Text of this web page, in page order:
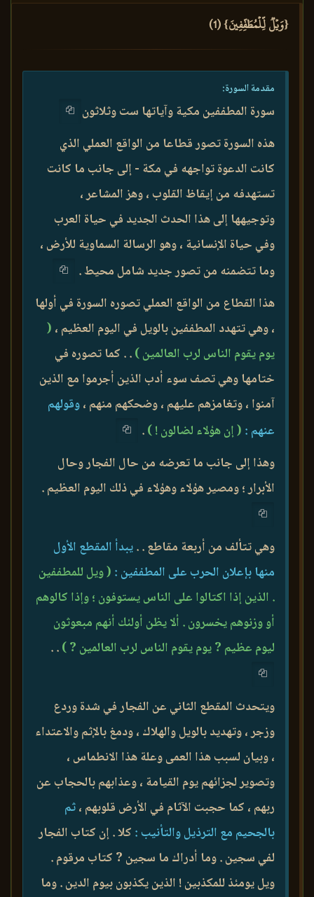
{وَيۡلٞ لِّلۡمُطَفِّفِينَ} (1)
مقدمة السورة:
سورة المطففين مكية وآياتها ست وثلاثون
هذه السورة تصور قطاعا من الواقع العملي الذي
كانت الدعوة تواجهه في مكة - إلى جانب ما كانت
تستهدفه من إيقاظ القلوب ، وهز المشاعر ،
وتوجيهها إلى هذا الحدث الجديد في حياة العرب
وفي حياة الإنسانية ، وهو الرسالة السماوية للأرض ،
وما تتضمنه من تصور جديد شامل محيط .
هذا القطاع من الواقع العملي تصوره السورة في أولها
، وهي تتهدد المطففين بالويل في اليوم العظيم ، (
يوم يقوم الناس لرب العالمين ). . كما تصوره في
ختامها وهي تصف سوء أدب الذين أجرموا مع الذين
آمنوا ، وتغامزهم عليهم ، وضحكهم منهم ،وقولهم
عنهم : ( إن هؤلاء لضالون ! ).
وهذا إلى جانب ما تعرضه من حال الفجار وحال
الأبرار ؛ ومصير هؤلاء وهؤلاء في ذلك اليوم العظيم .
وهي تتألف من أربعة مقاطع . .يبدأ المقطع الأول
منها بإعلان الحرب على المطففين : ( ويل للمطففين
. الذين إذا اكتالوا على الناس يستوفون ؛ وإذا كالوهم
أو وزنوهم يخسرون . ألا يظن أولئك أنهم مبعوثون
ليوم عظيم ? يوم يقوم الناس لرب العالمين ? ). .
ويتحدث المقطع الثاني عن الفجار في شدة وردع
وزجر ، وتهديد بالويل والهلاك ، ودمغ بالإثم والاعتداء
، وبيان لسبب هذا العمى وعلة هذا الانطماس ،
وتصوير لجزائهم يوم القيامة ، وعذابهم بالحجاب عن
ربهم ، كما حجبت الآثام في الأرض قلوبهم ،ثم
بالجحيم مع الترذيل والتأنيب : كلا . إن كتاب الفجار
لفي سجين . وما أدراك ما سجين ? كتاب مرقوم .
ويل يومئذ للمكذبين ! الذين يكذبون بيوم الدين . وما